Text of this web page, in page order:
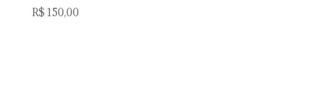
R$ 150,00